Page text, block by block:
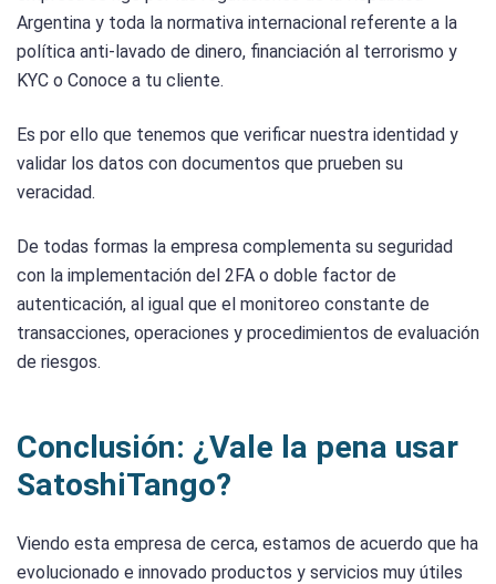
Argentina y toda la normativa internacional referente a la
política anti-lavado de dinero, financiación al terrorismo y
KYC o Conoce a tu cliente.
Es por ello que tenemos que verificar nuestra identidad y
validar los datos con documentos que prueben su
veracidad.
De todas formas la empresa complementa su seguridad
con la implementación del 2FA o doble factor de
autenticación, al igual que el monitoreo constante de
transacciones, operaciones y procedimientos de evaluación
de riesgos.
Conclusión: ¿Vale la pena usar
SatoshiTango?
Viendo esta empresa de cerca, estamos de acuerdo que ha
evolucionado e innovado productos y servicios muy útiles